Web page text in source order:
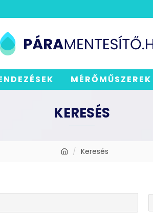
MÉRŐMŰSZEREK
Keresés
KERESÉS